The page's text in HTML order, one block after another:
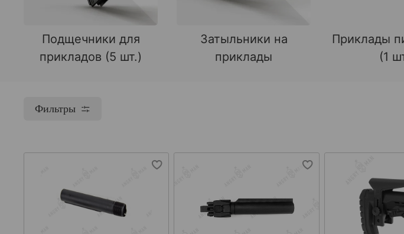
Подщечники для
прикладов (5 шт.)
Затыльники на
приклады
Приклады
(1
Фильтры